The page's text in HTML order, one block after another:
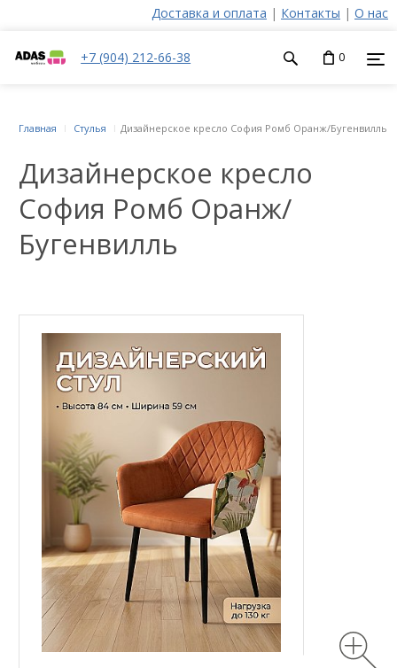
Доставка и оплата | Контакты | О нас
+7 (904) 212-66-38 0
Дизайнерское кресло
София Ромб Оранж/
Бугенвилль
Главная Стулья Дизайнерское кресло София Ромб Оранж/Бугенвилль